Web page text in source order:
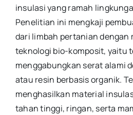
insulasi yang ramah
Penelitian ini mengkaji
dari limbah pertanian dengan
teknologi bio-komposit, yaitu
menggabungkan serat alami
atau resin berbasis organik.
menghasilkan material
tahan tinggi, ringan, serta